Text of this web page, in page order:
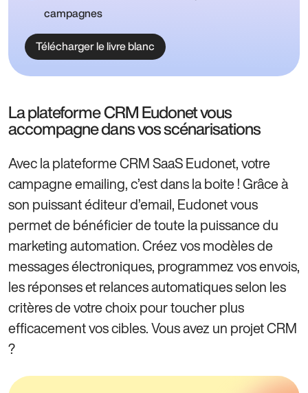
campagnes
Télécharger le livre blanc
La plateforme CRM Eudonet vous
accompagne dans vos scénarisations
Avec la plateforme CRM SaaS Eudonet, votre
campagne emailing, c’est dans la boite ! Grâce à
son puissant éditeur d’email, Eudonet vous
permet de bénéficier de toute la puissance du
marketing automation. Créez vos modèles de
messages électroniques, programmez vos envois,
les réponses et relances automatiques selon les
critères de votre choix pour toucher plus
efficacement vos cibles. Vous avez un projet CRM
?